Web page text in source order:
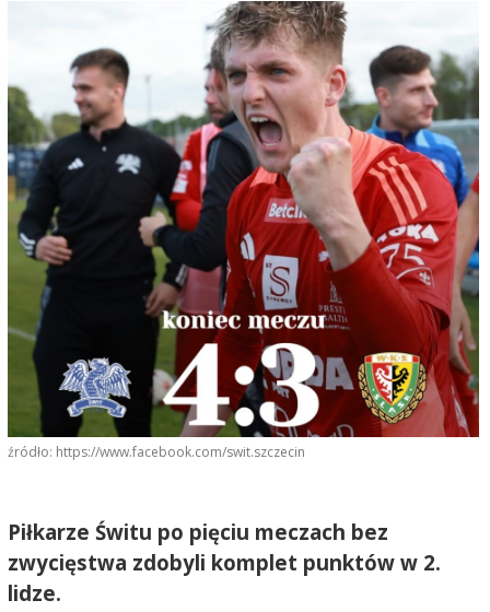
źródło: https://www.facebook.com/swit.szczecin
Piłkarze Świtu po pięciu meczach bez
zwycięstwa zdobyli komplet punktów w 2.
lidze.